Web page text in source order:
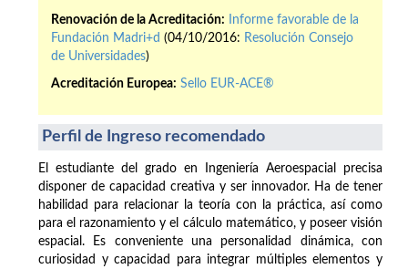
Renovación de la Acreditación:
Informe favorable de la
Fundación Madri+d (04/10/2016: Resolución Consejo
de Universidades)
Acreditación Europea: Sello EUR-ACE®
Perfil de Ingreso recomendado
El estudiante del grado en Ingeniería Aeroespacial precisa
disponer de capacidad creativa y ser innovador. Ha de tener
habilidad para relacionar la teoría con la práctica, así como
para el razonamiento y el cálculo matemático, y poseer visión
espacial. Es conveniente una personalidad dinámica, con
curiosidad y capacidad para integrar múltiples elementos y